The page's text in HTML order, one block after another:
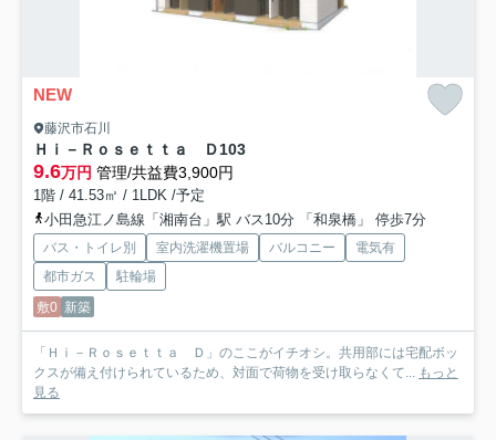
NEW
藤沢市石川
Ｈｉ－Ｒｏｓｅｔｔａ Ｄ103
9.6万円 管理/共益費3,900円
1階 / 41.53㎡ / 1LDK /予定
小田急江ノ島線「湘南台」駅 バス10分 「和泉橋」 停歩7分
バス・トイレ別 室内洗濯機置場 バルコニー
電気有
都市ガス
駐輪場
敷0 新築
「Ｈｉ－Ｒｏｓｅｔｔａ Ｄ」のここがイチオシ。共用部には宅配ボッ
クスが備え付けられているため、対面で荷物を受け取らなくて... もっと
見る